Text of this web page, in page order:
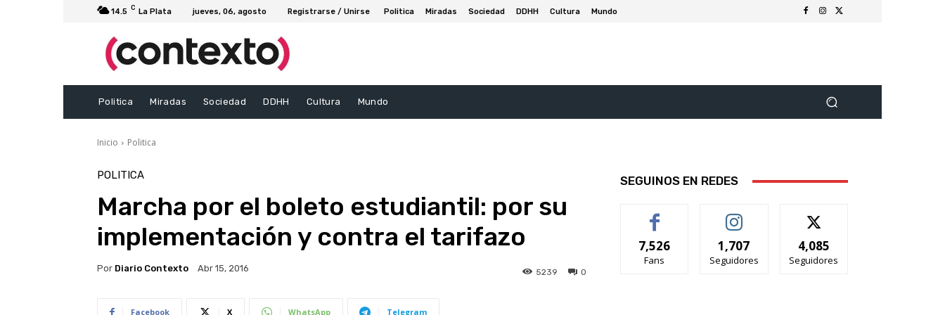
14.5 C La Plata jueves, 06, agosto Registrarse / Unirse Politica Miradas Sociedad DDHH Cultura Mundo
Politica Miradas Sociedad DDHH Cultura Mundo
Inicio Politica
POLITICA
Marcha por el boleto estudiantil: por su
implementación y contra el tarifazo
Por Diario Contexto Abr 15, 2016 0
5239
Facebook X WhatsApp Telegram
SEGUINOS EN REDES
7,526
Fans
1,707
Seguidores
4,085
Seguidores